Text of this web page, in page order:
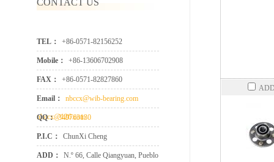
CONTACT US
TEL： +86-0571-82156252
Mobile： +86-13606702908
FAX： +86-0571-82827860
Email： nbccx@wib-bearing.com
nbccx@126.com
QQ： 349763130
P.I.C： ChunXi Cheng
ADD： N.º 66, Calle Qiangyuan, Pueblo